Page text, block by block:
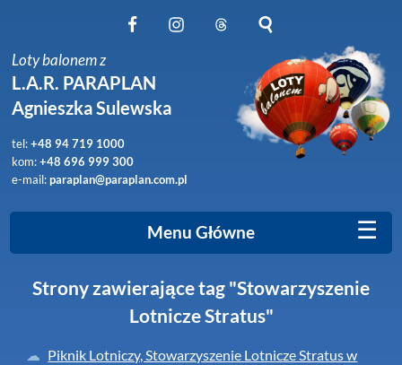
Obserwuj nas na Instagram
Obserwuj nas na Threads
Szukaj na stronie
Loty balonem z
L.A.R. PARAPLAN
Agnieszka Sulewska
tel:+48 94 719 1000
kom:+48 696 999 300
e-mail:paraplan@paraplan.com.pl
Menu Główne ☰
Strony zawierające tag "Stowarzyszenie
Lotnicze Stratus"
Piknik Lotniczy, Stowarzyszenie Lotnicze Stratus w